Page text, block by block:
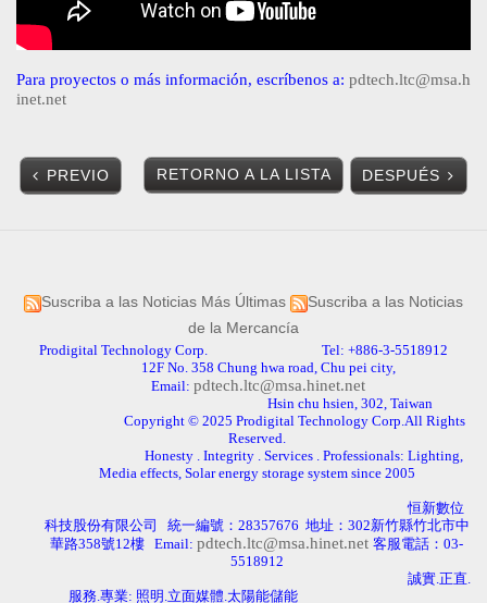
Para proyectos o más información, escríbenos a: pdtech.ltc@msa.h
inet.net
PREVIO RETORNO A LA LISTA DESPUÉS
Suscriba a las Noticias Más Últimas
Suscriba a las Noticias
de la Mercancía
Prodigital Technology Corp. Tel: +886-3-5518912
12F No. 358 Chung hwa road, Chu pei city,
Email: pdtech.ltc@msa.hinet.net
Hsin chu hsien, 302, Taiwan
Copyright © 2025 Prodigital Technology Corp.All Rights
Reserved.
Honesty . Integrity . Services . Professionals: Lighting,
Media effects, Solar energy storage system since 2005
恒新數位
科技股份有限公司 統一編號： 28357676 地址： 302新竹縣竹北市中
華路358號12樓 Email: pdtech.ltc@msa.hinet.net 客服電話： 03-
5518912
誠實.正直.
服務.專業: 照明.立面媒體.太陽能儲能